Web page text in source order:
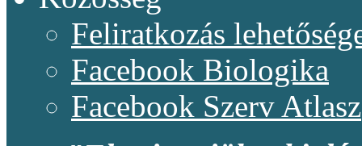
Feliratkozás
Facebook Biologika
Facebook Szerv Atlasz